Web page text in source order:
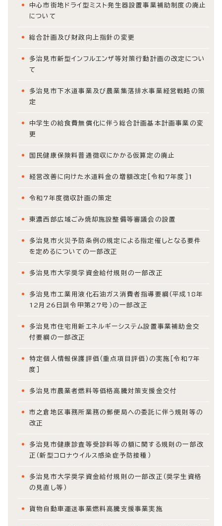
中心市街地ドライ型ミスト発生器設置事業補助制度の廃止
について
総合計画及び財政向上指針の変更
多治見市新型インフルエンザ等対策行動計画の改定につい
て
多治見市下水道事業及び農業集落排水事業経営戦略の策
定
中学生の給食費無償化に伴う総合計画基本計画事業の変
更
国民健康保険料普通徴収にかかる仮算定の廃止
経営改善に向けた水道料金の増額改定［令和7年度］1
令和7年度徴収計画の策定
東濃西部広域ごみ焼却施設整備等審議会の設置
多治見市火災予防条例の規定による指定催しとなる要件
を定めるについての一部改正
多治見市大学奨学資金給付規則の一部改正
多治見市工業用液化石油ガス消費者指導要綱（平成18年
12月26日訓令甲第27号）の一部改正
多治見市住宅用新エネルギーシステム設置事業補助金交
付要綱の一部改正
特定個人情報保護評価（重点項目評価）の実施［令和7年
度］
多治見市農業者燃料等価格高騰対策支援金交付
市之倉地区事務所業務の郵便局への委託に伴う規則等の
改正
多治見市健康診査等受診料等の額に関する規則の一部改
正（新型コロナウイルス感染症予防接種）
多治見市大学奨学資金給付規則の一部改正（奨学生資格
の見直し等）
貨物自動車運送事業燃料高騰支援事業実施